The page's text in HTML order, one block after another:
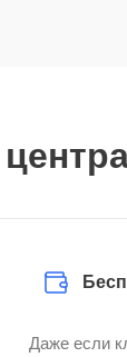
Даже если